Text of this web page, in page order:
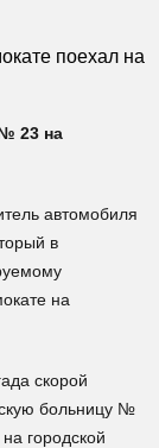
23 на
автомобиля
в
на
скорой
больницу №
городской